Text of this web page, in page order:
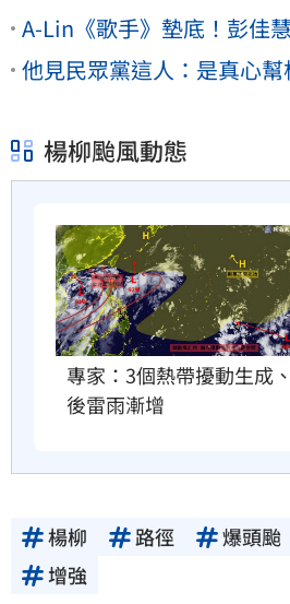
A-Lin《歌手》墊底！彭佳
他見民眾黨這人：是真心
楊柳颱風動態
專家：3個熱帶擾動生成
後雷雨漸增
楊柳 路徑 爆頭颱
增強